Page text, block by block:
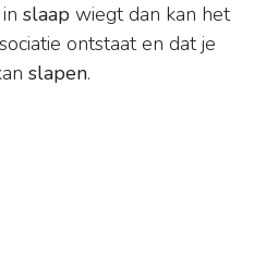
slaap wiegt dan kan het
ontstaat en dat je
slapen.